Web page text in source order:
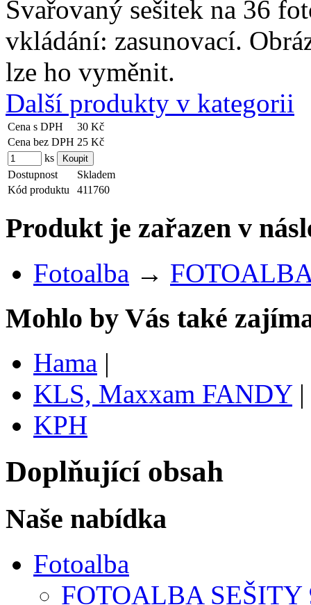
Svařovaný sešitek na 36
vkládání: zasunovací.
lze ho vyměnit.
Další produkty v kategorii
Cena s DPH
30 Kč
Cena bez DPH 25 Kč
ks
Dostupnost
Skladem
Kód produktu
411760
Produkt je zařazen v
Fotoalba →
Mohlo by Vás také
Hama |
KLS, Maxxam FANDY|
KPH
Doplňující obsah
Naše nabídka
Fotoalba
FOTOALBA SEŠITY